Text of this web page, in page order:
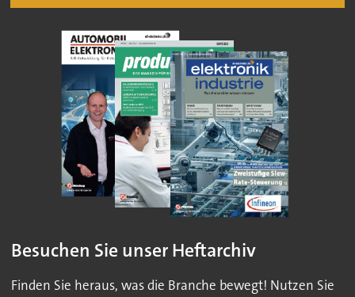
Besuchen Sie unser Heftarchiv
Finden Sie heraus, was die Branche bewegt! Nutzen Sie